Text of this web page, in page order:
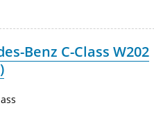
Benz C-Class W202